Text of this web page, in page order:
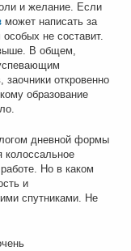
и желание. Если
может написать за
не составит.
выше. В общем,
откровенно
образование
дневной формы
колоссальное
Но в каком
и
спутниками. Не